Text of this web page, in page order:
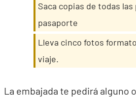
Saca copias de todas
pasaporte
Lleva cinco fotos
viaje.
La embajada te pedirá alguno